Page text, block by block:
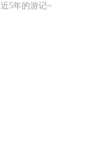
5年的游记~